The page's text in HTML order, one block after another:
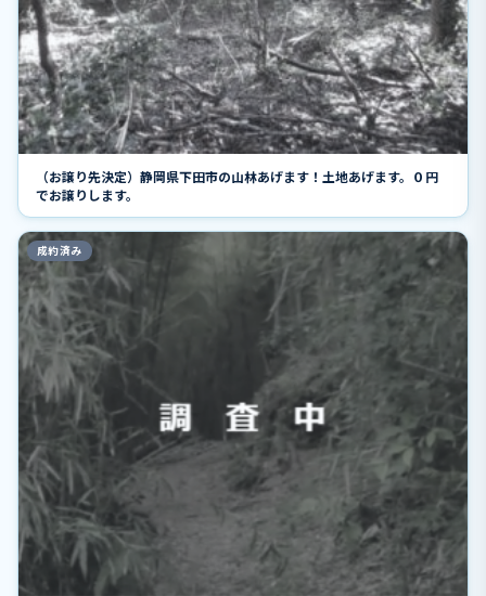
（お譲り先決定）静岡県下田市の山林あげます！土地あげます。０円
でお譲りします。
成約済み